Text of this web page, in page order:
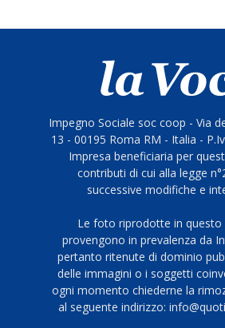
Impegno Sociale soc coop - Via
13 - 00195 Roma RM - Italia -
Impresa beneficiaria per
contributi di cui alla legge
successive modifiche e
Le foto riprodotte in questo
provengono in prevalenza da
pertanto ritenute di dominio
delle immagini o i soggetti
ogni momento chiederne la
al seguente indirizzo: